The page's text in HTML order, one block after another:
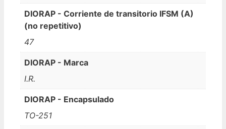
DIORAP - Corriente de transitorio IFSM (A)
(no repetitivo)
47
DIORAP - Marca
I.R.
DIORAP - Encapsulado
TO-251